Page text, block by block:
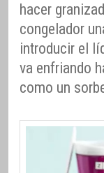
hacer
congelador
introducir el
va enfriando
como un